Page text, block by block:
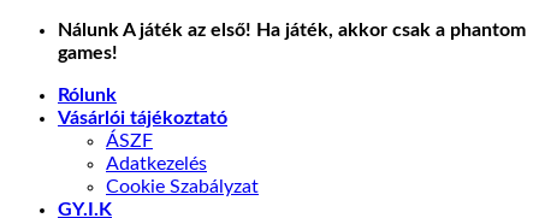
Skip
Nálunk A játék az első! Ha játék, akkor csak a phantom
games!
Rólunk
Vásárlói tájékoztató
ÁSZF
Adatkezelés
Cookie Szabályzat
GY.I.K